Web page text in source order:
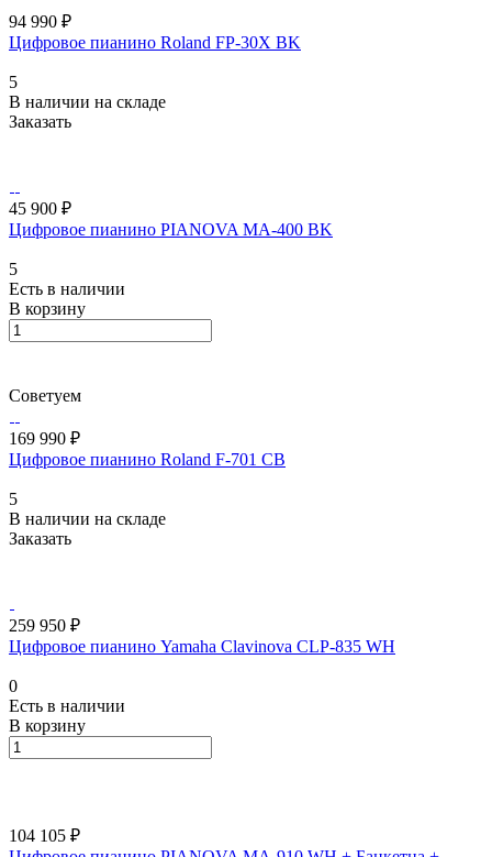
94 990 ₽
Цифровое пианино Roland FP-30X BK
5
В наличии на складе
Заказать
45 900 ₽
Цифровое пианино PIANOVA MA-400 BK
5
Есть в наличии
В корзину
Советуем
169 990 ₽
Цифровое пианино Roland F-701 CB
5
В наличии на складе
Заказать
259 950 ₽
Цифровое пианино Yamaha Clavinova CLP-835 WH
0
Есть в наличии
В корзину
104 105 ₽